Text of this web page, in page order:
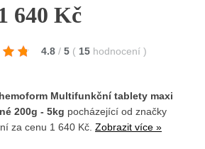
640 Kč
4.8 / 5 ( 15 hodnocení )
Multifunkční tablety maxi
200g - 5kg pocházející od značky
za cenu 1 640 Kč. Zobrazit více »